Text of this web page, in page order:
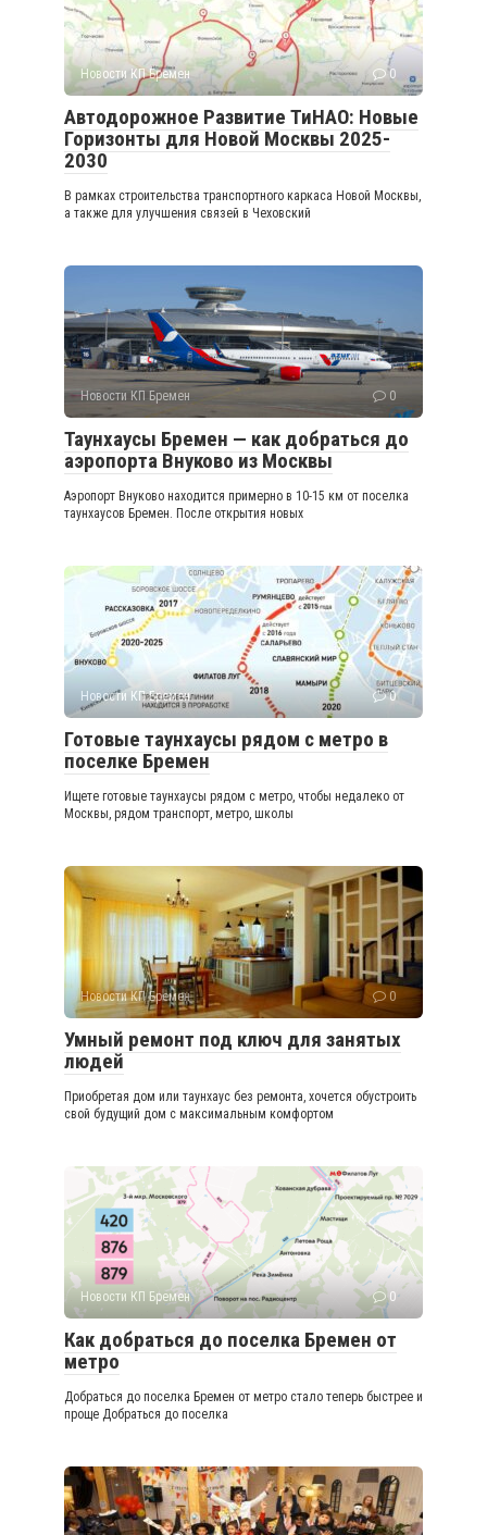
Новости КП Бремен 0
Автодорожное Развитие ТиНАО: Новые
Горизонты для Новой Москвы 2025-
2030
В рамках строительства транспортного каркаса Новой Москвы,
а также для улучшения связей в Чеховский
Новости КП Бремен 0
Таунхаусы Бремен — как добраться до
аэропорта Внуково из Москвы
Аэропорт Внуково находится примерно в 10-15 км от поселка
таунхаусов Бремен. После открытия новых
Новости КП Бремен 0
Готовые таунхаусы рядом с метро в
поселке Бремен
Ищете готовые таунхаусы рядом с метро, чтобы недалеко от
Москвы, рядом транспорт, метро, школы
Новости КП Бремен 0
Умный ремонт под ключ для занятых
людей
Приобретая дом или таунхаус без ремонта, хочется обустроить
свой будущий дом с максимальным комфортом
Новости КП Бремен 0
Как добраться до поселка Бремен от
метро
Добраться до поселка Бремен от метро стало теперь быстрее и
проще Добраться до поселка